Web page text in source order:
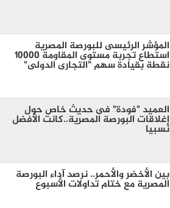
المؤشر الرئيسى للبورصة المصرية
استطاع تجربة مستوى المقاومة 10000
نقطة بقيادة سهم "التجارى الدولى"
العميد "فودة" فى حديث خاص حول
إغلاقات البورصة المصرية..كانت الأفضل
نسبيا
بين الأخضر والأحمر.. نرصد آداء البورصة
المصرية مع ختام تداولات الأسبوع